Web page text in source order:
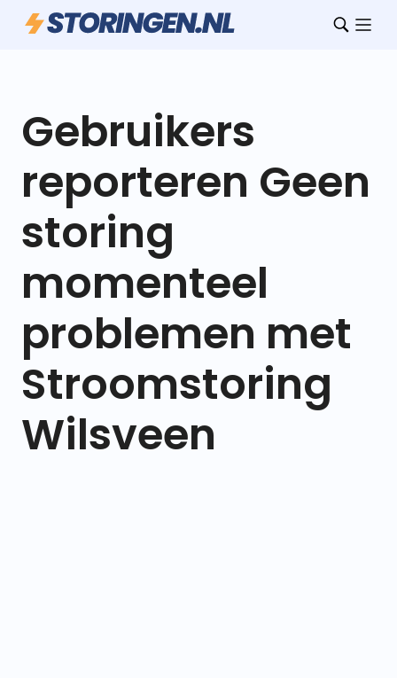
Gebruikers
reporteren Geen
storing
momenteel
problemen met
Stroomstoring
Wilsveen